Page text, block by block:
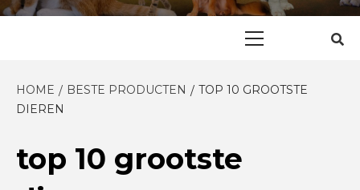
HOME BESTE PRODUCTEN
TOP 10 GROOTSTE
DIEREN
top 10 grootste